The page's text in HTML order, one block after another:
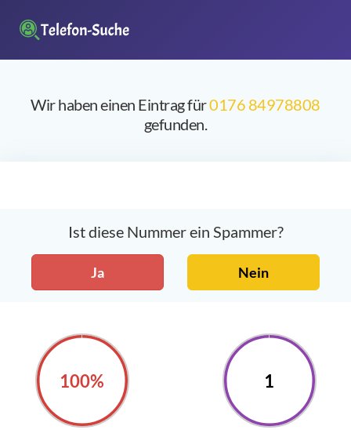
Wir haben einen Eintrag für0176 84978808
gefunden.
Ist diese Nummer ein Spammer?
Ja Nein
100% 1